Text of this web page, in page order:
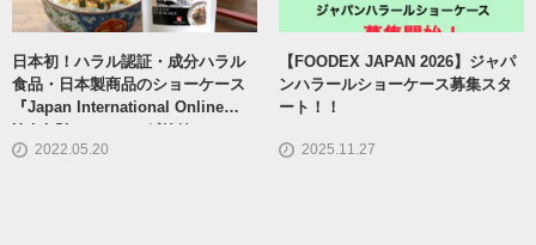
日本初！ハラル認証・成分ハラル
食品・日本製商品のショーケース
『Japan International Online
Halal Showcase』がリリース
2022.05.20
【FOODEX JAPAN 2026】ジャパ
ンハラールショーケース募集スタ
ート！！
2025.11.27